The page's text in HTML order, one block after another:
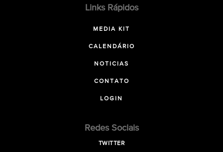
Links Rápidos
MEDIA KIT
CALENDÁRIO
NOTICIAS
CONTATO
LOGIN
Redes Sociais
TWITTER